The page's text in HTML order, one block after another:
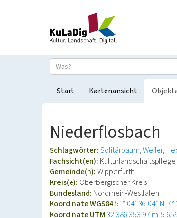
Start Kartenansicht
Niederflosbach
Schlagwörter:Solitärbaum Weiler
Fachsicht(en): Kulturlandschaftspflege
Gemeinde(n):Wipperfürth
Kreis(e): Oberbergischer Kreis
Bundesland: Nordrhein-Westfalen
Koordinate WGS8451° 04′ 36,04″ N: 7°
Koordinate UTM 32.386.353,97 m: